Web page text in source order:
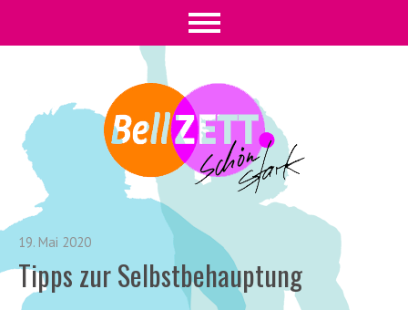
19. Mai 2020
Tipps zur Selbstbehauptung